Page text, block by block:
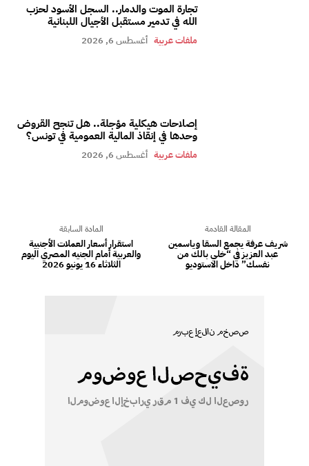
تجارة الموت والدمار.. السجل الأسود لحزب
الله في تدمير مستقبل الأجيال اللبنانية
ملفات عربية أغسطس 6, 2026
إصلاحات هيكلية مؤجلة.. هل تنجح القروض
وحدها في إنقاذ المالية العمومية في تونس؟
ملفات عربية أغسطس 6, 2026
المادة السابقة
استقرار أسعار العملات الأجنبية
والعربية أمام الجنيه المصري اليوم
الثلاثاء 16 يونيو 2026
المقالة القادمة
شريف عرفة يجمع السقا وياسمين
عبد العزيز في “خلي بالك من
نفسك” داخل الاستوديو